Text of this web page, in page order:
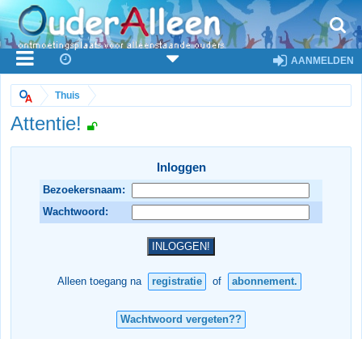
AANMELDEN
Thuis
Attentie!
Inloggen
Bezoekersnaam:
Wachtwoord:
Alleen toegang na registratie of abonnement.
Wachtwoord vergeten??